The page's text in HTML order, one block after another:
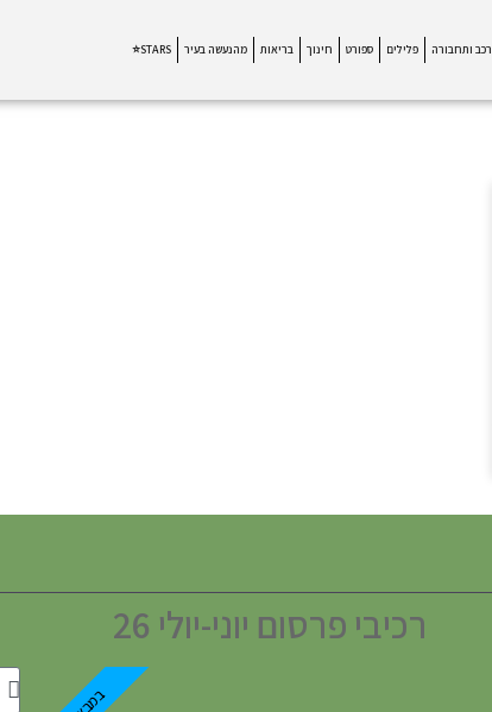
רכב ותחבורה פלילים ספורט חינוך בריאות מהנעשה בעיר STARS⭐
רכיבי פרסום יוני-יולי 26